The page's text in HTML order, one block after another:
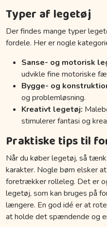
Typer af legetøj
Der findes mange typer
fordele. Her er nogle
Sanse- og motorisk
udvikle fine motoriske
Bygge- og
og problemløsning.
Kreativt legetøj:
stimulerer fantasi og
Praktiske tips til
Når du køber legetøj, så
karakter. Nogle børn elsker
foretrækker rolleleg. Det er
legetøj, som kan bruges på
længere. En god idé er at
at holde det spændende og